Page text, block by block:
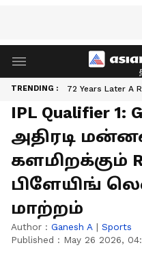
TRENDING : 72 Years Later A
IPL Qualifier
அதிரடி
களமிறக்கும்
பிளேயிங்
மாற்றம்
Author : Ganesh A | Sports
Published : May 26 2026,